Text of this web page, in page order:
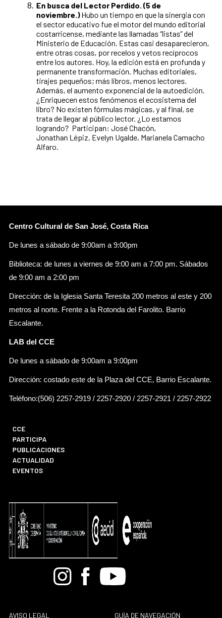
En busca del Lector Perdido. (5 de
noviembre.)Hubo un tiempo en que la sinergia con
el sector educativo fue el motor del mundo editorial
costarricense, mediante las llamadas “listas” del
Ministerio de Educación. Estas casi desaparecieron,
entre otras cosas, por recelos y vetos recíprocos
entre los autores. Hoy, la edición está en profunda y
permanente transformación. Muchas editoriales,
tirajes pequeños; más libros, menos lectores.
Además, el aumento exponencial de la autoedición.
¿Enriquecen estos fenómenos el ecosistema del
libro? No existen fórmulas mágicas, y al final, se
trata de llegar al público lector. ¿Lo estamos
logrando? Participan: José Chacón,
Jonathan Lépiz, Evelyn Ugalde, Marianela Camacho
Alfaro.
Centro Cultural de San José, Costa Rica
De lunes a sábado de 9:00am a 9:00pm
Biblioteca: de lunes a viernes de 9:00 am a 7:00 pm. Sábados
de 9:00 am a 2:00 pm
Dirección: de la Iglesia Santa Teresita 200 metros al este y 200
metros al norte. Frente a la Rotonda del Farolito. Barrio
Escalante.
LAB del CCE
De lunes a sábado de 9:00am a 9:00pm
Dirección: costado este de la Plaza del CCE, Barrio Escalante.
Teléfono:(506) 2257-2919 / 2257-2920 / 2257-2921 / 2257-2922
CCE
PARTICIPA
PUBLICACIONES
ACTUALIDAD
EVENTOS
BandcampInstagramFacebook
Youtube
AVISO LEGAL GUÍA DE NAVEGACIÓN